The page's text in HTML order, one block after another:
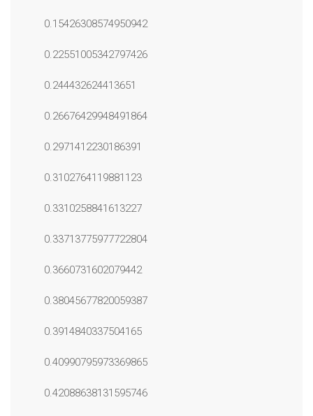
0.15426308574950942
0.22551005342797426
0.244432624413651
0.26676429948491864
0.2971412230186391
0.3102764119881123
0.3310258841613227
0.33713775977722804
0.3660731602079442
0.38045677820059387
0.3914840337504165
0.40990795973369865
0.42088638131595746